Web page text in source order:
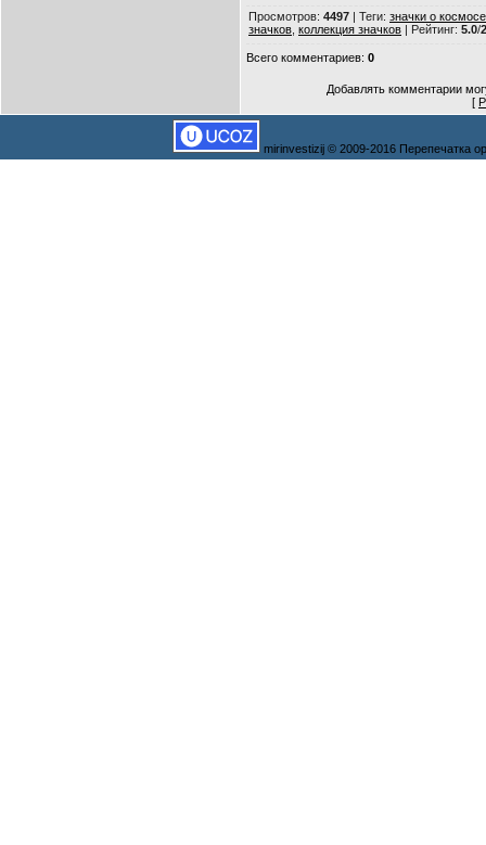
Просмотров: 4497 | Теги: значки о космосе
значков коллекция значков | Рейтинг: 5.0/2
Всего комментариев: 0
Добавлять комментарии
[
mirinvestizij © 2009-2016 Перепечатка